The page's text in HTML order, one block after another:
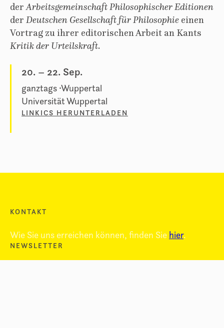
derArbeitsgemeinschaft Philosophischer Editionen
der Deutschen Gesellschaft für Philosophie einen
Vortrag zu ihrer editorischen Arbeit an Kants
Kritik der Urteilskraft.
20. – 22. Sep.
ganztags Wuppertal
Universität Wuppertal
LINK ICS HERUNTERLADEN
KONTAKT
Wie Sie uns erreichen können, finden Sie hier.
NEWSLETTER